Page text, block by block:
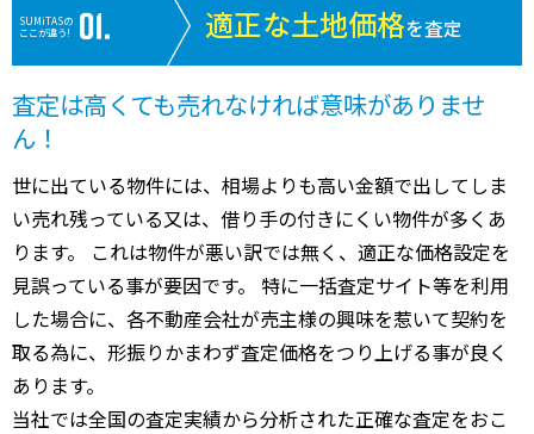
SUMiTASの
ここが違う!
適正な土地価格を査定
査定は高くても売れなければ意味がありませ
ん！
世に出ている物件には、相場よりも高い金額で出してしま
い売れ残っている又は、借り手の付きにくい物件が多くあ
ります。 これは物件が悪い訳では無く、適正な価格設定を
見誤っている事が要因です。 特に一括査定サイト等を利用
した場合に、各不動産会社が売主様の興味を惹いて契約を
取る為に、形振りかまわず査定価格をつり上げる事が良く
あります。
当社では全国の査定実績から分析された正確な査定をおこ